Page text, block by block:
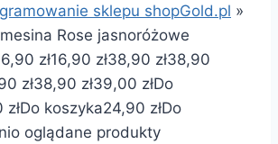
sklepu shopGold.pl »
Rose jasnoróżowe
zł16,90 zł38,90 zł38,90
zł38,90 zł39,00 złDo
złDo koszyka24,90 złDo
oglądane produkty